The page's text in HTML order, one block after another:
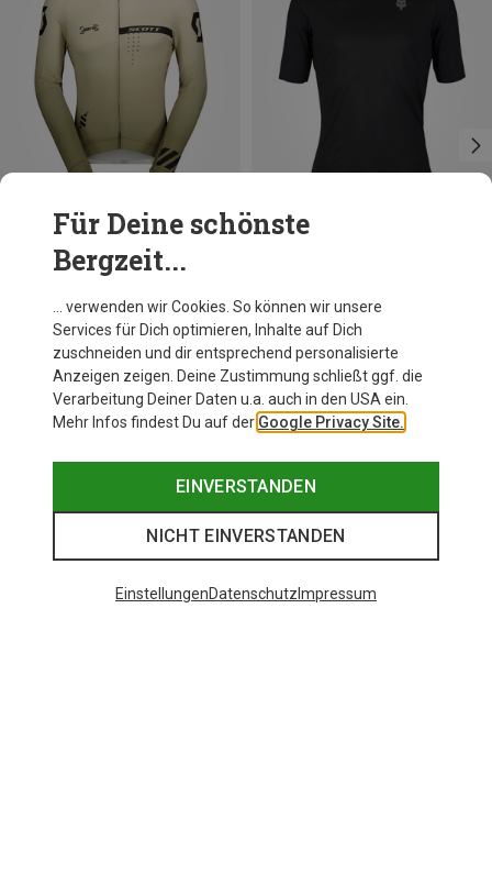
Du sparst 23%
Für Deine schönste
Bergzeit...
… verwenden wir Cookies. So können wir unsere
Services für Dich optimieren, Inhalte auf Dich
zuschneiden und dir entsprechend personalisierte
Anzeigen zeigen. Deine Zustimmung schließt ggf. die
Verarbeitung Deiner Daten u.a. auch in den USA ein.
Mehr Infos findest Du auf der Google Privacy Site.
EINVERSTANDEN
NICHT EINVERSTANDEN
EinstellungenDatenschutz Impressum